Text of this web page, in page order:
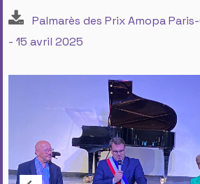
Palmarès des Prix Amopa
- 15 avril 2025